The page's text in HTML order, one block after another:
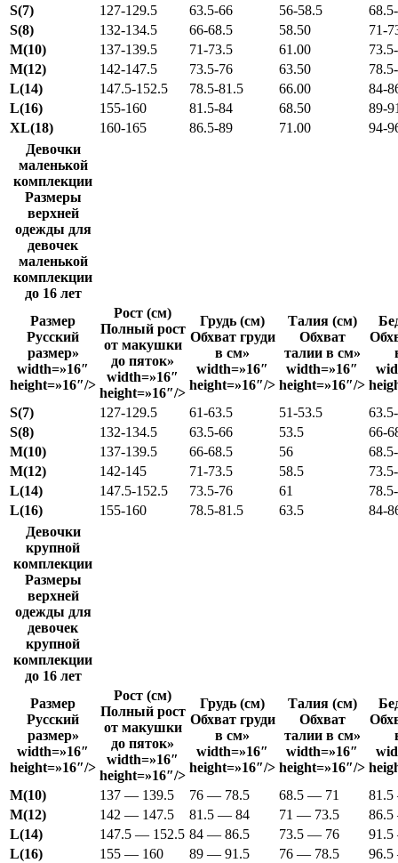
S(7)
127-129.5 63.5-66 56-58.5
S(8)
132-134.5 66-68.5 58.50
71-
M(10)
137-139.5 71-73.5 61.00
M(12)
142-147.5 73.5-76 63.50
L(14)
147.5-152.5 78.5-81.5 66.00
84-
L(16)
155-160 81.5-84 68.50
89-
XL(18)
160-165 86.5-89 71.00
94-
Девочки
маленькой
комплекции
Размеры
верхней
одежды для
девочек
маленькой
комплекции
до 16 лет
Размер
Русский
размер»
width=»16″
height=»16″/>
Рост (см)
Полный рост
от макушки
до пяток»
width=»16″
height=»16″/>
Грудь (см)
Обхват груди
в см»
width=»16″
height=»16″/>
Талия (см)
Обхват
талии в см»
width=»16″
height=»16″/>
S(7)
127-129.5 61-63.5 51-53.5
S(8)
132-134.5 63.5-66 53.5
66-
M(10)
137-139.5 66-68.5 56
M(12)
142-145 71-73.5 58.5
L(14)
147.5-152.5 73.5-76 61
L(16)
155-160 78.5-81.5 63.5
84-
Девочки
крупной
комплекции
Размеры
верхней
одежды для
девочек
крупной
комплекции
до 16 лет
Размер
Русский
размер»
width=»16″
height=»16″/>
Рост (см)
Полный рост
от макушки
до пяток»
width=»16″
height=»16″/>
Грудь (см)
Обхват груди
в см»
width=»16″
height=»16″/>
Талия (см)
Обхват
талии в см»
width=»16″
height=»16″/>
M(10)
137 — 139.5 76 — 78.5 68.5 — 71
M(12)
142 — 147.5 81.5 — 84 71 — 73.5
L(14)
147.5 — 152.5 84 — 86.5 73.5 — 76
L(16)
155 — 160 89 — 91.5 76 — 78.5